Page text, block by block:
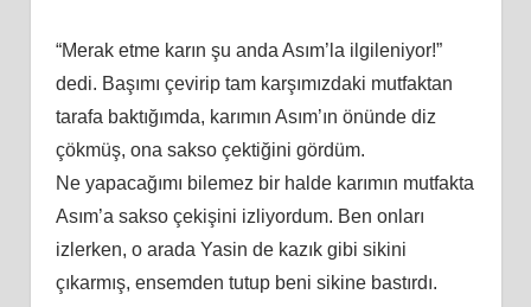
“Merak etme karın şu anda Asım’la ilgileniyor!”
dedi. Başımı çevirip tam karşımızdaki mutfaktan
tarafa baktığımda, karımın Asım’ın önünde diz
çökmüş, ona sakso çektiğini gördüm.
Ne yapacağımı bilemez bir halde karımın mutfakta
Asım’a sakso çekişini izliyordum. Ben onları
izlerken, o arada Yasin de kazık gibi sikini
çıkarmış, ensemden tutup beni sikine bastırdı.